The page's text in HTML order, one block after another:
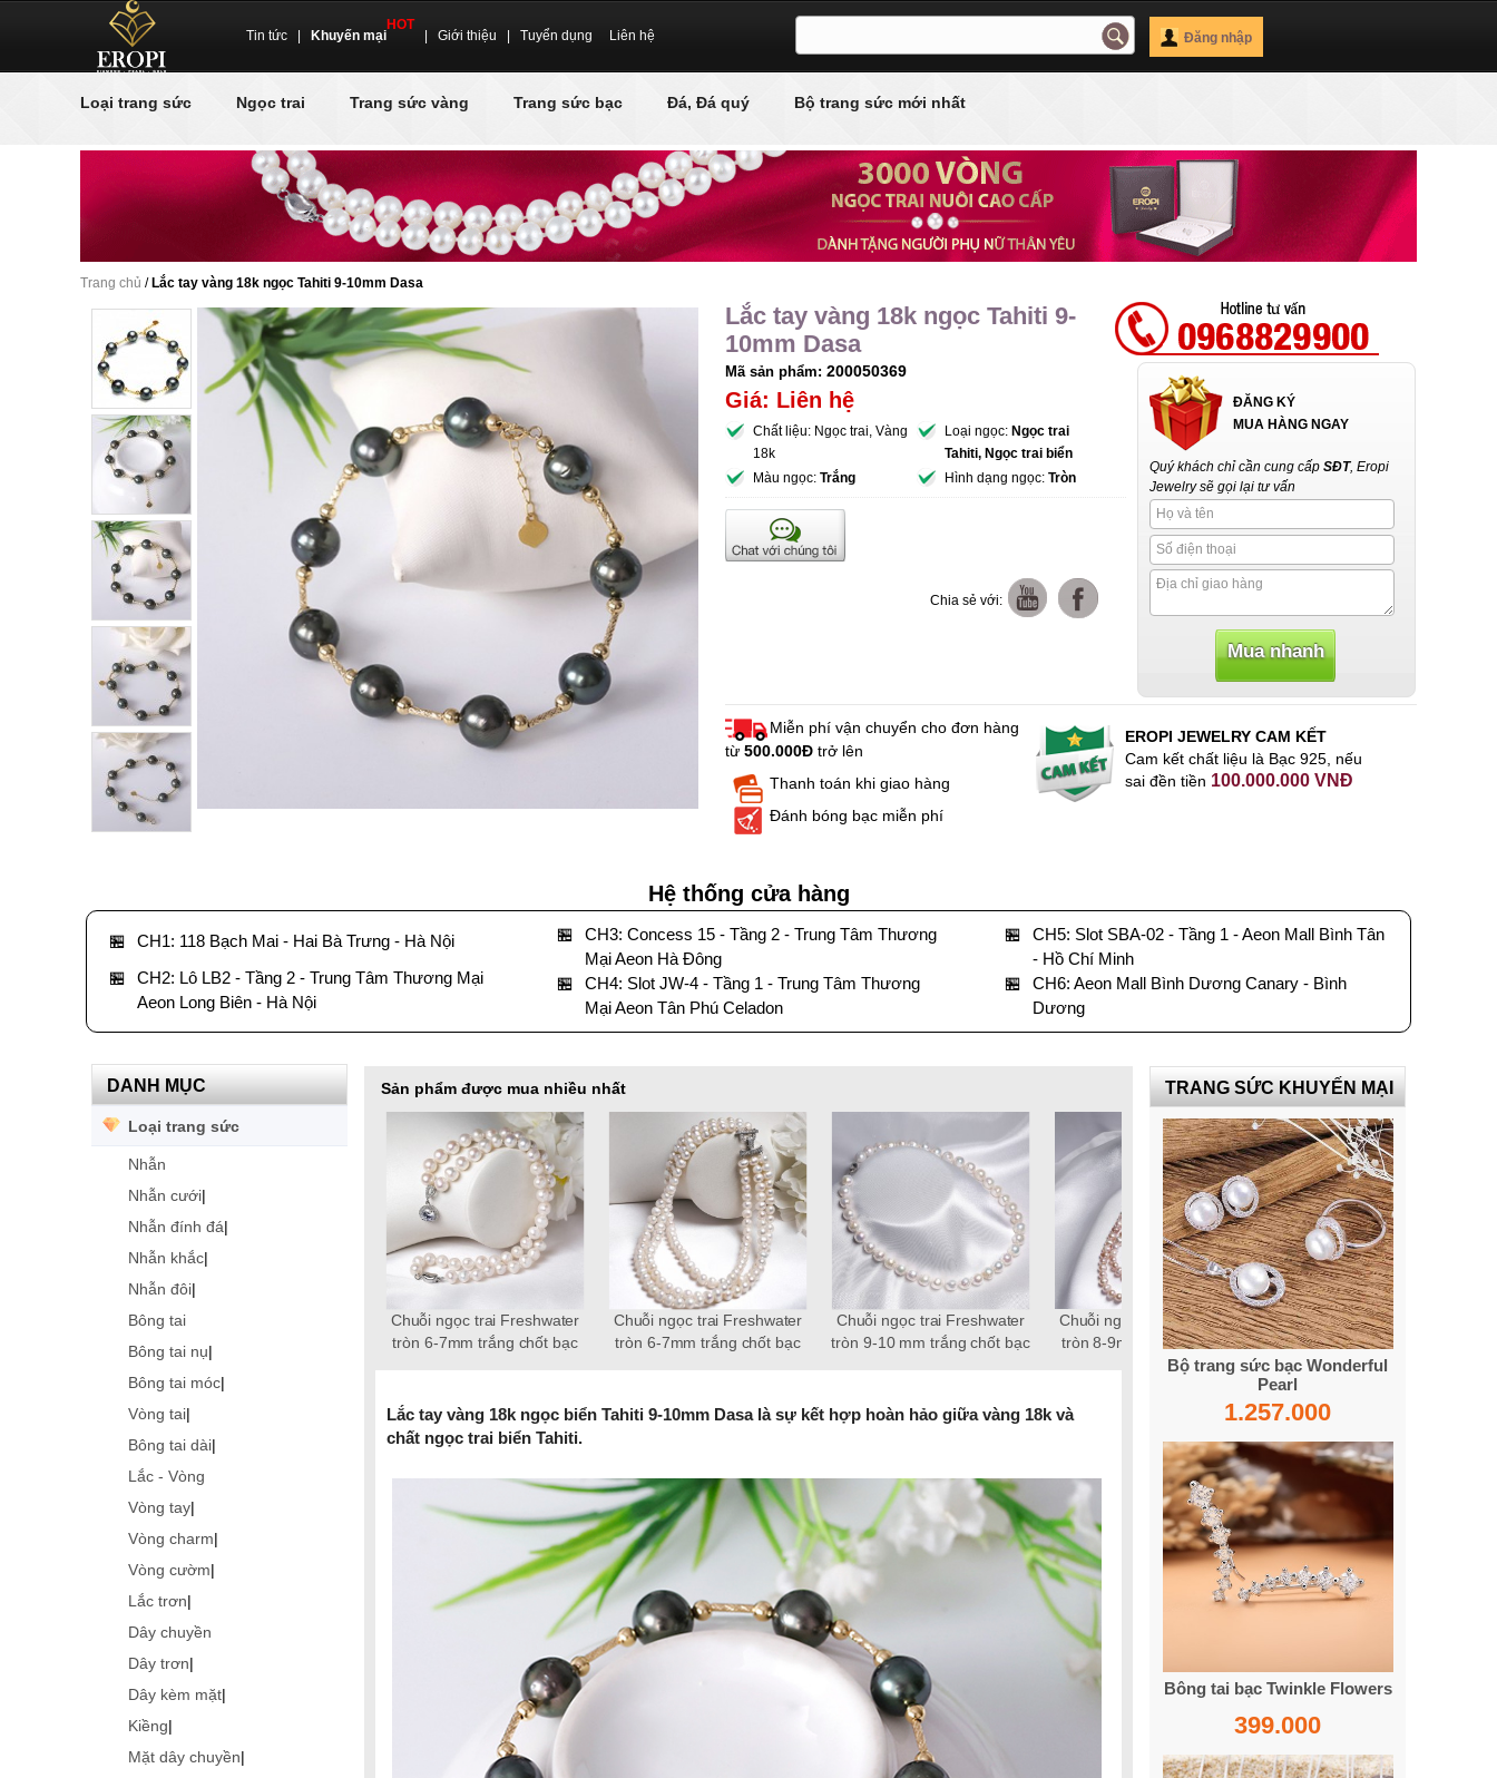
Tin tức Khuyến mại
HOT
Giới thiệu Tuyển dụng Liên hệ Đăng nhập
Loại trang sức Ngọc trai Trang sức vàng Trang sức bạc Đá, Đá quý Bộ trang sức mới nhất
Trang chủ / Lắc tay vàng 18k ngọc Tahiti 9-10mm Dasa
Lắc tay vàng 18k ngọc Tahiti 9-
10mm Dasa
Mã sản phẩm: 200050369
Giá: Liên hệ
Chất liệu: Ngọc trai, Vàng
18k
Loại ngọc: Ngọc trai
Tahiti, Ngọc trai biển
Màu ngọc: Trắng Hình dạng ngọc:Tròn
Chia sẻ với:
ĐĂNG KÝ
MUA HÀNG NGAY
Quý khách chỉ cần cung cấp SĐT, Eropi
Jewelry sẽ gọi lại tư vấn
Miễn phí vận chuyển cho đơn hàng
từ 500.000Đtrở lên
Thanh toán khi giao hàng
Đánh bóng bạc miễn phí
EROPI JEWELRY CAM KẾT
Cam kết chất liệu là Bạc 925, nếu
sai đền tiền 100.000.000 VNĐ
Hệ thống cửa hàng
🏪
CH1: 118 Bạch Mai - Hai Bà Trưng - Hà Nội
🏪
CH2: Lô LB2 - Tầng 2 - Trung Tâm Thương Mại
Aeon Long Biên - Hà Nội
🏪
CH3: Concess 15 - Tầng 2 - Trung Tâm Thương
Mại Aeon Hà Đông
🏪
CH4: Slot JW-4 - Tầng 1 - Trung Tâm Thương
Mại Aeon Tân Phú Celadon
🏪
CH5: Slot SBA-02 - Tầng 1 - Aeon Mall Bình Tân
- Hồ Chí Minh
🏪
CH6: Aeon Mall Bình Dương Canary - Bình
Dương
DANH MỤC
Loại trang sức
Nhẫn
Nhẫn cưới|
Nhẫn đính đá|
Nhẫn khắc|
Nhẫn đôi|
Bông tai
Bông tai nụ|
Bông tai móc|
Vòng tai|
Bông tai dài|
Lắc - Vòng
Vòng tay|
Vòng charm|
Vòng cườm|
Lắc trơn|
Dây chuyền
Dây trơn|
Dây kèm mặt|
Kiềng|
Mặt dây chuyền|
Sản phẩm được mua nhiều nhất
Bông tai ngọc trai Freshwater
tròn 9-10mm trắng vàng 18k
Grace
Lắc tay ngọc trai Freshwater
tròn 6-7mm trắng vàng 18k
Freshwater tròn 6-7mm vàng
chuỗi ngọc trai Freshwater 18k,
ngọc trai tròn 3-4mm Elegance
Bông tai ngọc trai thật 8-9mm
Lắc tay ngọc trai tròn 10-12mm
Chuỗi ngọc trai Freshwater
tròn 5-6mm trắng chốt bạc
Chuỗi ngọc trai Freshwater
tròn 6-7mm trắng chốt bạc
Chuỗi ngọc trai Freshwater
tròn 6-7mm trắng chốt bạc
Chuỗi ngọc trai Freshwater
tròn 9-10 mm trắng chốt bạc
Chuỗi ngọc trai Freshwater
tròn 8-9mm hồng chốt bạc
S925 xi bạch kim gắn đá CZ
Lắc tay vàng 18k ngọc biển Tahiti 9-10mm Dasa là sự kết hợp hoàn hảo giữa vàng 18k và
chất ngọc trai biển Tahiti.
TRANG SỨC KHUYẾN MẠI
Bộ trang sức bạc Wonderful
Pearl
1.257.000
Bông tai bạc Twinkle Flowers
399.000